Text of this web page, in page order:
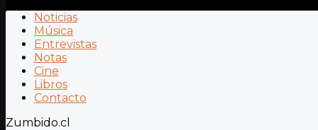
Noticias
Música
Entrevistas
Notas
Cine
Libros
Contacto
Zumbido.cl